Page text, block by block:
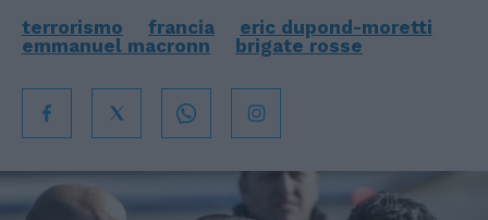
terrorismo francia
eric dupond-moretti
emmanuel macronn
brigate rosse